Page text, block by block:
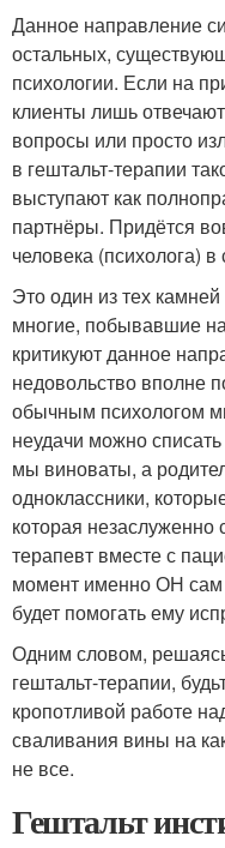
Данное направление
остальных,
психологии. Если на
клиенты лишь
вопросы или просто
в гештальт-терапии
выступают как
партнёры. Придётся
человека (психолога)
Это один из тех
многие, побывавшие
критикуют данное
недовольство вполне
обычным психологом
неудачи можно
мы виноваты, а
одноклассники,
которая незаслуженно
терапевт вместе с
момент именно ОН сам
будет помогать ему
Одним словом,
гештальт-терапии,
кропотливой работе
сваливания вины на
не все.
Гештальт